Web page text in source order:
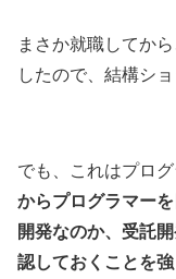
まさか就職してか
したので、結構シ
でも、これはプロ
からプログラマー
開発なのか、受託
認しておくことを